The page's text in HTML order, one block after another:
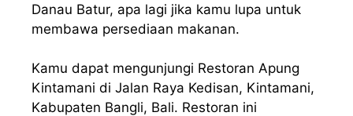
Danau Batur, apa lagi jika kamu lupa untuk
membawa persediaan makanan.
Kamu dapat mengunjungi Restoran Apung
Kintamani di Jalan Raya Kedisan, Kintamani,
Kabupaten Bangli, Bali. Restoran ini